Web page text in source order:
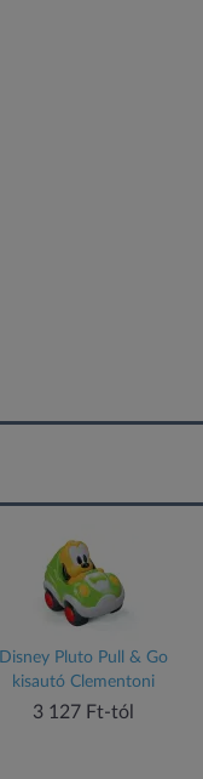
Disney Pluto Pull & Go
kisautó Clementoni
3 127 Ft-tól